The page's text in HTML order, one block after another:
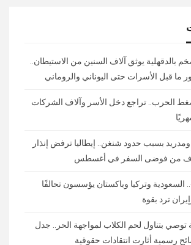
يوثق آلاف السنين من الاستيطان..
ما قبل الأسرات حتى اليوناني والروماني
الحرب.. تراجع دخل الأسر وآلاف الشركات
ومدريد بسبب حدود شنغن.. إيطاليا ترفض إنذار
من فوضى السفر في أغسطس
السعودية وتركيا وباكستان يؤسسون تحالفًا
ترد بقوة
توصي بتناول لحم الكلاب لمواجهة الحر.. جدل
رسمية أثارت انتقادات حقوقية